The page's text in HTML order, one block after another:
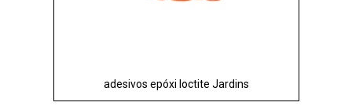
adesivos epóxi loctite Jardins